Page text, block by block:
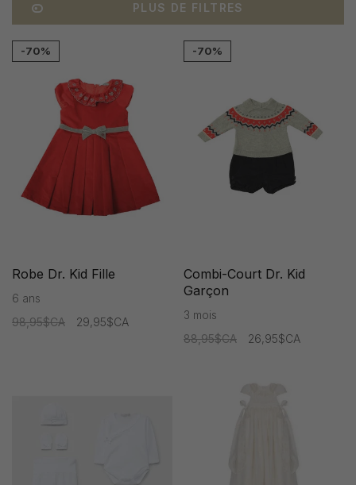
PLUS DE FILTRES
-70%
Robe Dr. Kid Fille
6 ans
98,95$CA
29,95$CA
-70%
Combi-Court Dr. Kid
Garçon
3 mois
88,95$CA
26,95$CA